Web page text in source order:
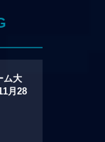
ム大
月28